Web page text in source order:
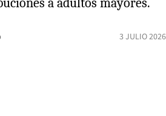
3 JULIO 2026